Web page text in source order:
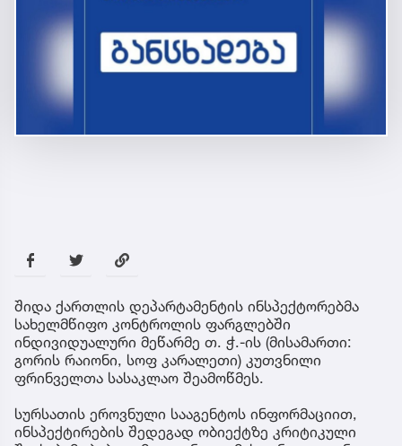
შიდა ქართლის დეპარტამენტის ინსპექტორებმა
სახელმწიფო კონტროლის ფარგლებში
ინდივიდუალური მეწარმე თ. ჭ.-ის (მისამართი:
გორის რაიონი, სოფ კარალეთი) კუთვნილი
ფრინველთა სასაკლაო შეამოწმეს.
სურსათის ეროვნული სააგენტოს ინფორმაციით,
ინსპექტირების შედეგად ობიექტზე კრიტიკული